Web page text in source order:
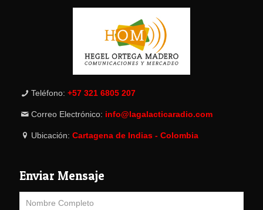
Teléfono: +57 321 6805 207
Correo Electrónico: info@lagalacticaradio.com
Ubicación: Cartagena de Indias - Colombia
Enviar Mensaje